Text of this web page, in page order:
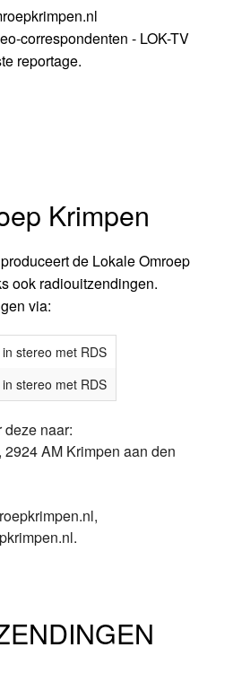
correspondenten - LOK-TV
reportage.
Krimpen
de Lokale Omroep
ook radiouitzendingen.
via:
in stereo met RDS
in stereo met RDS
deze naar:
AM Krimpen aan den